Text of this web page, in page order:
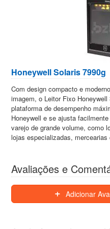
Honeywell Solaris 7990g
Com design compacto e
imagem, o Leitor Fixo
plataforma de desempenho
Honeywell e se ajusta
varejo de grande volume, como
lojas especializadas, mercearias
Avaliações e
Adicionar